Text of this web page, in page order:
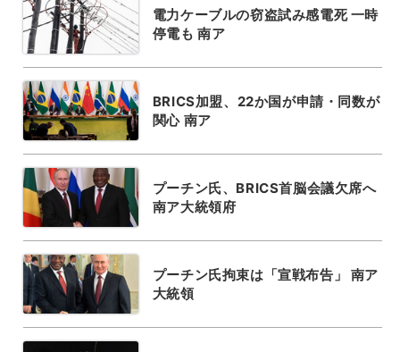
電力ケーブルの窃盗試み感電死 一時
停電も 南ア
BRICS加盟、22か国が申請・同数が
関心 南ア
プーチン氏、BRICS首脳会議欠席へ
南ア大統領府
プーチン氏拘束は「宣戦布告」 南ア
大統領